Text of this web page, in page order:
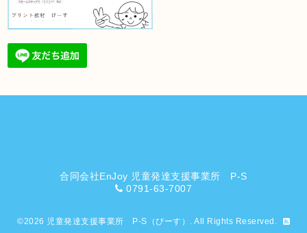
合同会社EnJoy 児童発達支援事業所 P-S
0791-63-7007
©2026 児童発達支援事業所 P-S（ぴーす） . All Rights Reserved.